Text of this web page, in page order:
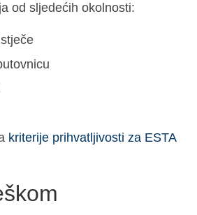
od sljedećih okolnosti:
kriterije prihvatljivosti za ESTA